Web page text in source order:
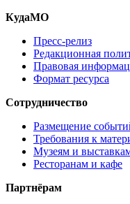
КудаМО
Пресс-релиз
Редакционная
Правовая
Формат ресурса
Сотрудничество
Размещение
Требования к
Музеям и
Ресторанам и кафе
Партнёрам